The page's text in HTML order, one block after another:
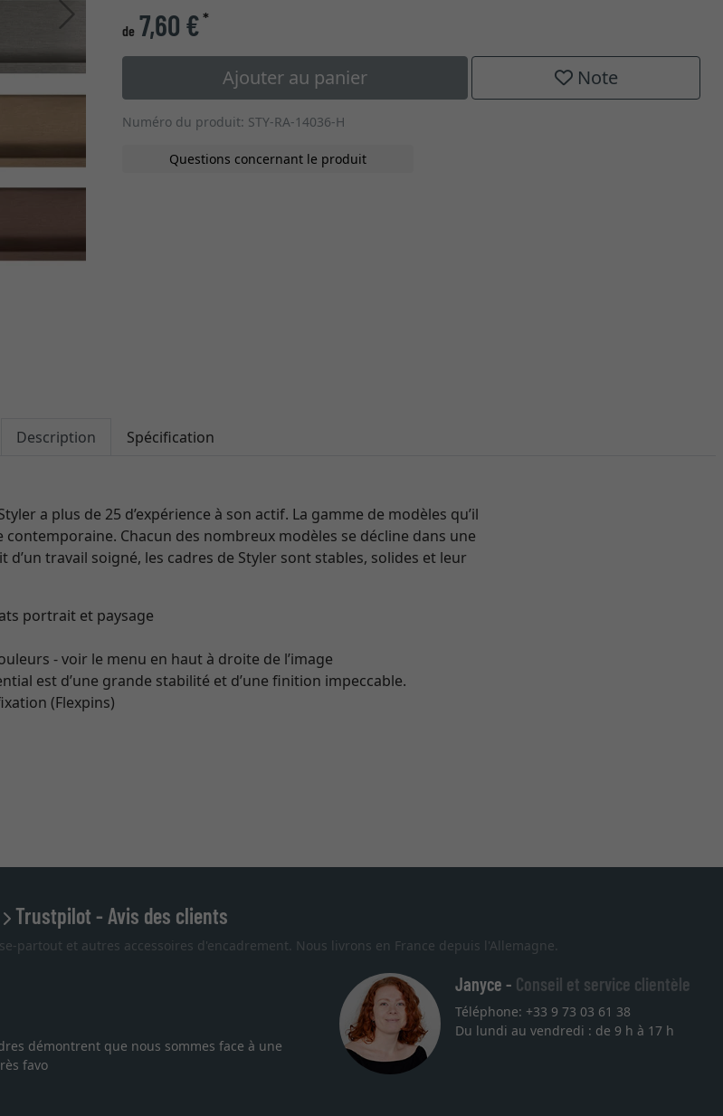
Continuer
de 7,60 €*
Ajouter au panier Note
Numéro du produit: STY-RA-14036-H
Questions concernant le produit
Description Spécification
a plus de 25 d’expérience à son actif. La gamme de modèles qu’il
Chacun des nombreux modèles se décline dans une
travail soigné, les cadres de Styler sont stables, solides et leur
portrait et paysage
- voir le menu en haut à droite de l’image
est d’une grande stabilité et d’une finition impeccable.
(Flexpins)
Trustpilot - Avis des clients
partout et autres accessoires d'encadrement. Nous livrons en France depuis l'Allemagne.
démontrent que nous sommes face à une
favo
Janyce - Conseil et service clientèle
Téléphone: +33 9 73 03 61 38
Du lundi au vendredi : de 9 h à 17 h